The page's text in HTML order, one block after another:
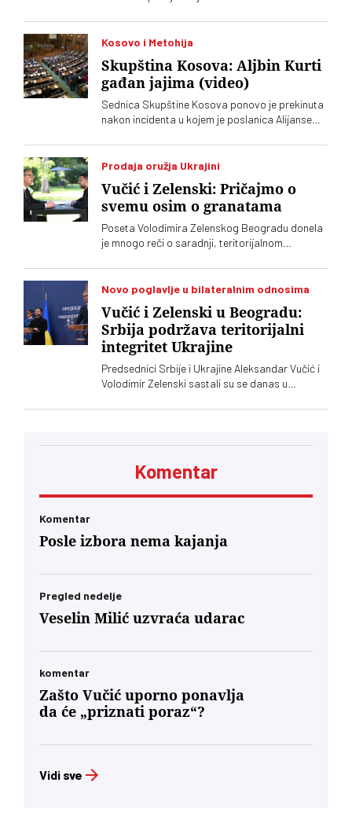
se od njih
Kosovo i Metohija
Skupština Kosova: Aljbin Kurti
gađan jajima (video)
Sednica Skupštine Kosova ponovo je prekinuta
nakon incidenta u kojem je poslanica Alijanse
premijera Aljbina Kurtija
Prodaja oružja Ukrajini
Vučić i Zelenski: Pričajmo o
svemu osim o granatama
Poseta Volodimira Zelenskog Beogradu donela
je mnogo reči o saradnji, teritorijalnom
ostala gotovo netaknuta – srpsko oružje koje
preko posrednika stiže u Ukrajinu. Vučić i
iako je jasno da obojica znaju o čemu je reč
Novo poglavlje u bilateralnim odnosima
Vučić i Zelenski u Beogradu:
Srbija podržava teritorijalni
integritet Ukrajine
Predsednici Srbije i Ukrajine Aleksandar Vučić i
Volodimir Zelenski sastali su se danas u
odnosima, trgovini, energetici, infrastrukturi i
podržava teritorijalni integritet Ukrajine
Komentar
Komentar
Posle izbora nema kajanja
Pregled nedelje
Veselin Milić uzvraća udarac
komentar
Zašto Vučić uporno ponavlja
da će „priznati poraz“?
Vidi sve